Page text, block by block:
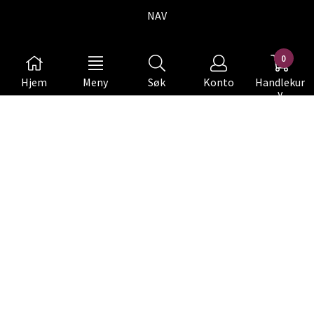
Hjem Meny Søk Konto
0
Handlekur
v
NAV
Nyhetsbrev
Meld deg på nyhetsbrevet vårt for å få oppdateringer fra